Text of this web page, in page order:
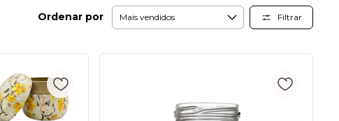
Ordenar por Filtrar